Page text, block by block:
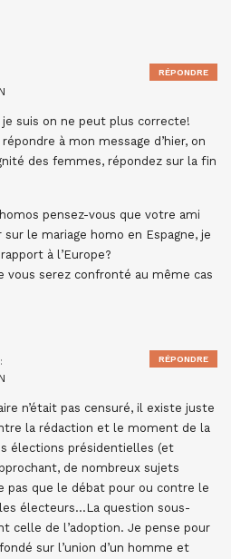
suis on ne peut plus correcte!
à mon message d’hier, on
des femmes, répondez sur la fin
pensez-vous que votre ami
sur le mariage homo en Espagne, je
à l’Europe?
vous serez confronté au même cas
RÉPONDRE
n’était pas censuré, il existe juste
la rédaction et le moment de la
élections présidentielles (et
de nombreux sujets
pas que le débat pour ou contre le
électeurs…La question sous-
celle de l’adoption. Je pense pour
sur l’union d’un homme et
RÉPONDRE